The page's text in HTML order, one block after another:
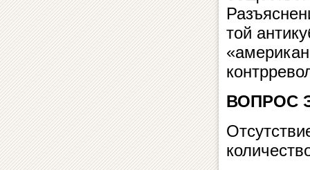
той
ВОПРОС